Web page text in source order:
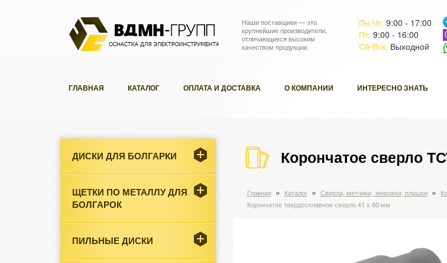
Наши поставщики — это
крупнейшие производители,
отличающиеся высоким
качеством продукции.
Пн-Чт: 9:00 - 17:00
Пт: 9:00 - 16:00
Сб-Вск: Выходной
ГЛАВНАЯ КАТАЛОГ ОПЛАТА И ДОСТАВКА О КОМПАНИИ ИНТЕРЕСНО ЗНАТЬ
ДИСКИ ДЛЯ БОЛГАРКИ
ЩЕТКИ ПО МЕТАЛЛУ ДЛЯ
БОЛГАРОК
ПИЛЬНЫЕ ДИСКИ
Корончатое сверло
Главная » Каталог » Cверла, метчики, зенковки, плашки »
Корончатое твердосплавное сверло 41 х 80 мм